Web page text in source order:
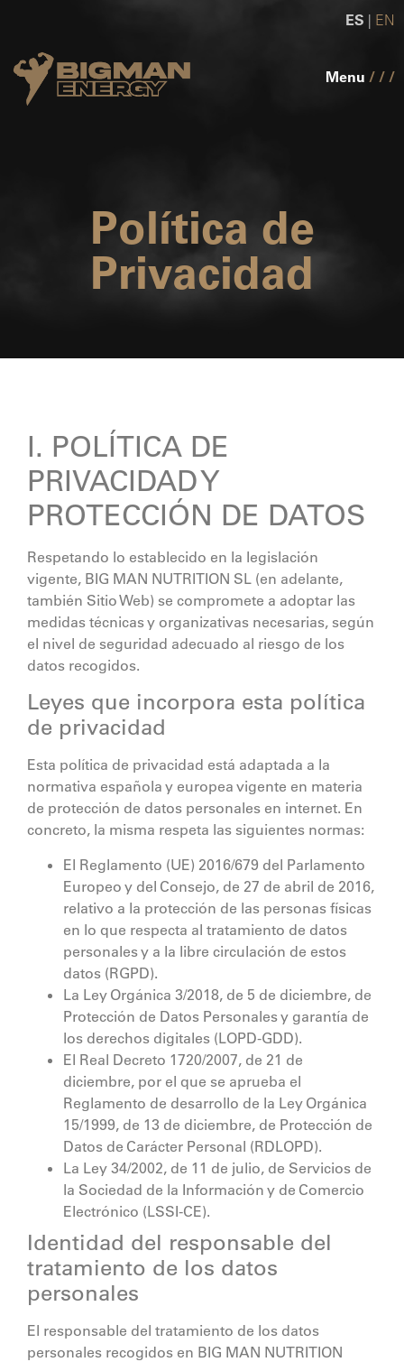
ES | EN
Menu / / /
Política de
Privacidad
I. POLÍTICA DE
PRIVACIDAD Y
PROTECCIÓN DE DATOS
Respetando lo establecido en la legislación
vigente, BIG MAN NUTRITION SL (en adelante,
también Sitio Web) se compromete a adoptar las
medidas técnicas y organizativas necesarias, según
el nivel de seguridad adecuado al riesgo de los
datos recogidos.
Leyes que incorpora esta política
de privacidad
Esta política de privacidad está adaptada a la
normativa española y europea vigente en materia
de protección de datos personales en internet. En
concreto, la misma respeta las siguientes normas:
El Reglamento (UE) 2016/679 del Parlamento
Europeo y del Consejo, de 27 de abril de 2016,
relativo a la protección de las personas físicas
en lo que respecta al tratamiento de datos
personales y a la libre circulación de estos
datos (RGPD).
La Ley Orgánica 3/2018, de 5 de diciembre, de
Protección de Datos Personales y garantía de
los derechos digitales (LOPD-GDD).
El Real Decreto 1720/2007, de 21 de
diciembre, por el que se aprueba el
Reglamento de desarrollo de la Ley Orgánica
15/1999, de 13 de diciembre, de Protección de
Datos de Carácter Personal (RDLOPD).
La Ley 34/2002, de 11 de julio, de Servicios de
la Sociedad de la Información y de Comercio
Electrónico (LSSI-CE).
Identidad del responsable del
tratamiento de los datos
personales
El responsable del tratamiento de los datos
personales recogidos en BIG MAN NUTRITION